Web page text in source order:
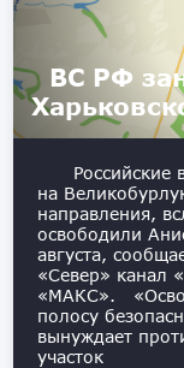
ВС РФ
Российские
на
направления,
освободили
августа,
«Север» канал
«МАКС».
полосу
вынуждает
участок